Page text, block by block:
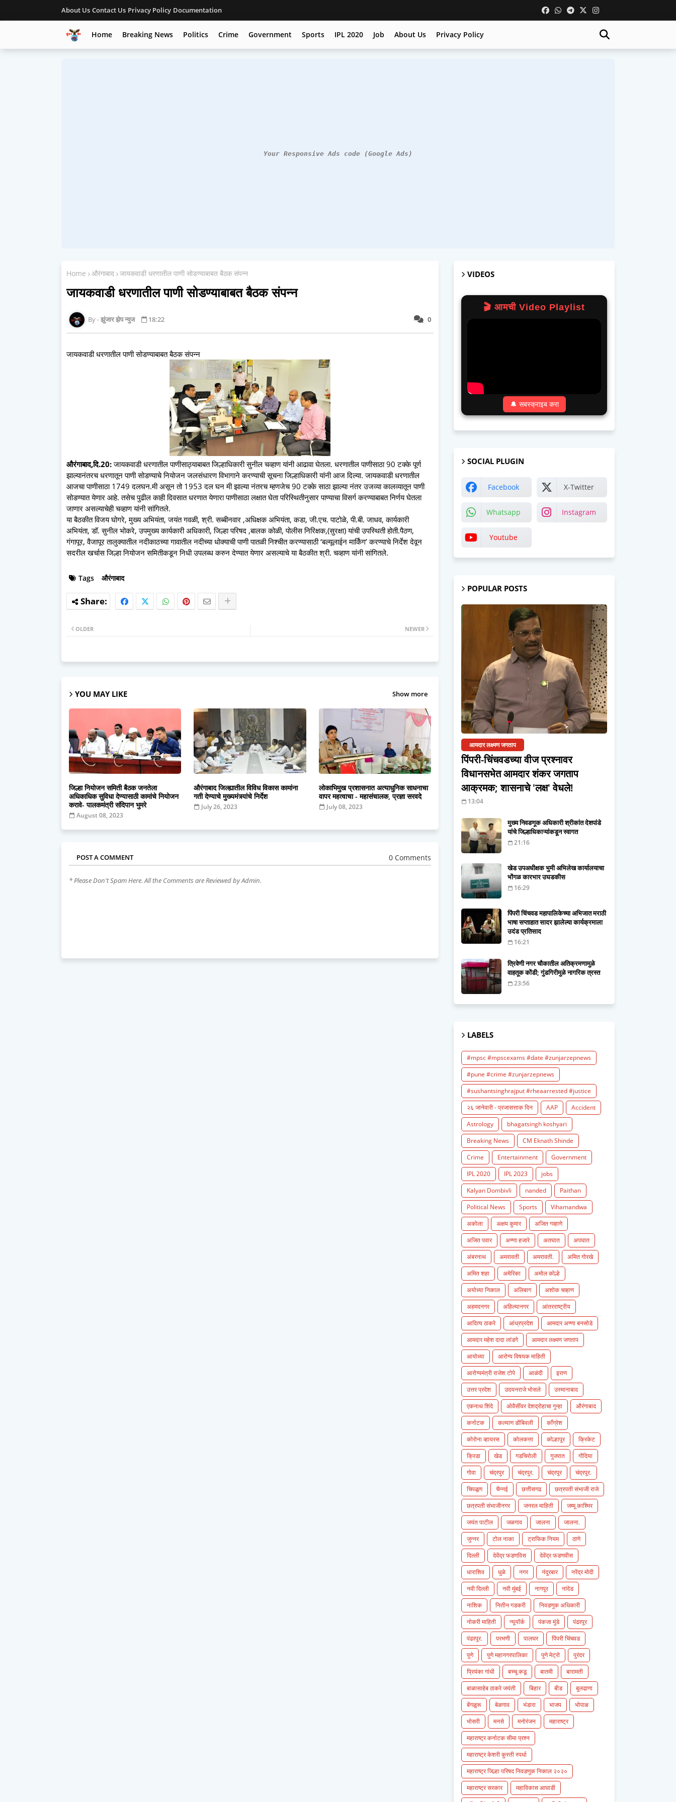
About Us Contact Us Privacy Policy Documentation
Home Breaking News Politics Crime Government Sports IPL 2020 Job About Us Privacy Policy
Your Responsive Ads code (Google Ads)
Home औरंगाबाद जायकवाडी धरणातील पाणी सोडण्याबाबत बैठक संपन्न
जायकवाडी धरणातील पाणी सोडण्याबाबत बैठक संपन्न
0
झुंजार झेप न्युज 18:22
जायकवाडी धरणातील पाणी सोडण्याबाबत बैठक संपन्न
औरंगाबाद,दि.20:जायकवाडी धरणातील पाणीसाठ्याबाबत जिल्हाधिकारी सुनील चव्हाण यांनी आढावा घेतला. धरणातील पाणीसाठा 90 टक्के पूर्ण
झाल्यानंतरच धरणातून पाणी सोडण्याचे नियोजन जलसंधारण विभागाने करण्याची सूचना जिल्हाधिकारी यांनी आज दिल्या. जायकवाडी धरणातील
आजचा पाणीसाठा 1749 दलघन.मी असून तो 1953 दल घन मी झाल्या नंतरच म्हणजेच 90 टक्के साठा झाल्या नंतर उजव्या कालव्यातून पाणी
सोडण्यात येणार आहे. तसेच पुढील काही दिवसात धरणात येणारा पाणीसाठा लक्षात घेता परिस्थितीनुसार पाण्याचा विसर्ग करण्याबाबत निर्णय घेतला
जाणार असल्याचेही चव्हाण यांनी सांगितले.
या बैठकीत विजय घोगरे, मुख्य अभियंता, जयंत गवळी, श्री. सब्बीनवार ,अधिक्षक अभियंता, कडा, जी.एच. पाटोळे, पी.बी. जाधव, कार्यकारी
अभियंता, डॉ. सुनील भोकरे, उपमुख्य कार्यकारी अधिकारी, जिल्हा परिषद ,बालक कोळी, पोलीस निरिक्षक,(सुरक्षा) यांची उपस्थिती होती.पैठण,
गंगापूर, वैजापूर तालुक्यातील नदीकाठच्या गावातील नदीच्या धोक्याची पाणी पातळी निश्चीत करण्यासाठी ‘बल्यूलाईन मार्किंग’ करण्याचे निर्देश देवून
सदरील खर्चास जिल्हा नियोजन समितीकडून निधी उपलब्ध करुन देण्यात येणार असल्याचे या बैठकीत श्री. चव्हाण यांनी सांगितले.
Tags औरंगाबाद
NEWER
OLDER
YOU MAY LIKE Show more
जिल्हा नियोजन समिती बैठक जनतेला
अधिकाधिक सुविधा देण्यासाठी कामांचे नियोजन
करावे- पालकमंत्री संदिपान भुमरे
August 08, 2023
औरंगाबाद जिल्ह्यातील विविध विकास कामांना
गती देण्याचे मुख्यमंत्र्यांचे निर्देश
July 26, 2023
लोकाभिमुख प्रशासनात अत्याधुनिक साधनाचा
वापर महत्वाचा - महासंचालक, प्रज्ञा सरवदे
July 08, 2023
POST A COMMENT 0 Comments
* Please Don't Spam Here. All the Comments are Reviewed by Admin.
VIDEOS
🎬 आमची Video Playlist
🔔 सबस्क्राइब करा
SOCIAL PLUGIN
Facebook X-Twitter
Whatsapp Instagram
Youtube
POPULAR POSTS
आमदार लक्ष्मण जगताप
पिंपरी-चिंचवडच्या वीज प्रश्नावर
विधानसभेत आमदार शंकर जगताप
आक्रमक; शासनाचे 'लक्ष' वेधले!
13:04
मुख्य निवडणूक अधिकारी श्रीकांत देशपांडे
यांचे जिल्हाधिकाऱ्यांकडून स्वागत
21:16
खेड उपअधीक्षक भुमी अभिलेख कार्यालयाचा
भोंगळ कारभार उघडकीस
16:29
पिंपरी चिंचवड महापालिकेच्या अभिजात मराठी
भाषा सप्ताहात सादर झालेल्या कार्यक्रमाला
उदंड प्रतिसाद
16:21
त्रिवेणी नगर चौकातील अतिक्रमणामुळे
वाहतूक कोंडी; गुंडगिरीमुळे नागरिक त्रस्त
23:56
LABELS
#mpsc #mpscexams #date #zunjarzepnews
#pune #crime #zunjarzepnews
#sushantsinghrajput #rheaarrested #justice
२६ जानेवारी - प्रजासत्ताक दिन
AAP
Accident
Astrology
bhagatsingh koshyari
Breaking News
CM Eknath Shinde
Crime
Entertainment
Government
IPL 2020
IPL 2023
jobs
Kalyan Dombivli
nanded
Paithan
Political News
Sports
Vihamandwa
अकोला
अक्षय कुमार
अजित गव्हाणे
अजित पवार
अण्णा हजारे अतघात
अपघात
अंबरनाथ
अमरावती अमरावती.
अमित गोरखे
अमित शहा
अमेरिका
अमोल कोल्हे
अयोध्या निकाल
अलिबाग
अशोक चव्हाण
अहमदनगर
अहिल्यानगर
आंतरराष्ट्रीय
आदित्य ठाकरे
आंध्रप्रदेश
आमदार अण्णा बनसोडे
आमदार महेश दादा लांडगे
आमदार लक्ष्मण जगताप
आयोध्या
आरोग्य विषयक माहिती
आरोग्यमंत्री राजेश टोपे
आळंदी
इराण
उत्तर प्रदेश
उदयनराजे भोसले
उस्मानाबाद
एकनाथ शिंदे
ओवैसींवर देशद्रोहाचा गुन्हा
औरंगाबाद
कर्नाटक
कल्याण डोंबिवली
काँग्रेश
कोरोना व्हायरस
कोलकत्ता कोल्हापूर
क्रिकेट
क्रिडा
खेड गडचिरोली गुजरात
गोंदिया
गोवा
चंद्रपुर चंद्रपुर. चंद्रपूर
चंद्रपूर.
चिपळूण
चैन्नई छत्तीसगढ
छत्रपती संभाजी राजे
छत्रपती संभाजीनगर
जनरल माहिती
जम्मू काश्मिर
जयंत पाटील
जळगाव जालना
जालना.
जुन्नर
टोल नाका ट्राफिक नियम
ठाणे
दिल्ली
देवेंद्र फडणविस
देवेंद्र फडणवीस
धाराशिव
धुळे नगर नंदुरबार
नरेंद्र मोदी
नवी दिल्ली
नवी मुंबई नागपूर
नांदेड
नाशिक
नितीन गडकरी
निवडणुक अधिकारी
नोकरी माहिती
न्यूयॉर्क पंकजा मुंडे
पंढरपूर
पंढरपूर.
परभणी पालघर
पिंपरी चिंचवड
पुणे
पुणे महानगरपालिका पुणे मेट्रो
पुरंदर
प्रियंका गांधी
बच्चू कडू बातमी
बारामती
बाळासाहेब ठाकरे जयंती
बिहार बीड
बुलढाणा
बेंगळुरू
बेळगाव भंडारा भाजप
भोपाळ
भोसरी
मनसे मनोरंजन
महाराष्ट्र
महाराष्ट्र कर्नाटक सीमा प्रश्न
महाराष्ट्र केशरी कुस्ती स्पर्धा
महाराष्ट्र जिल्हा परिषद निवडणुक निकाल २०२०
महाराष्ट्र सरकार
महाविकास आघाडी